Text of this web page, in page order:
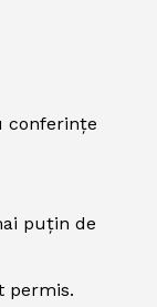
conferințe
puțin de
permis.